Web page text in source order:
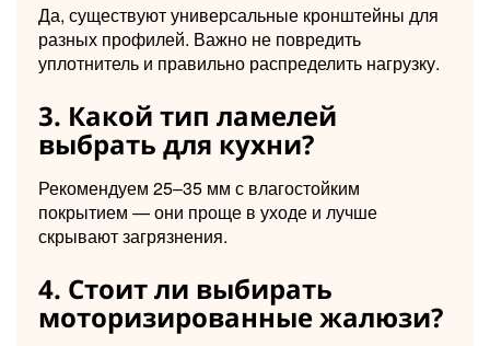
Да, существуют универсальные кронштейны для
разных профилей. Важно не повредить
уплотнитель и правильно распределить нагрузку.
3. Какой тип ламелей
выбрать для кухни?
Рекомендуем 25–35 мм с влагостойким
покрытием — они проще в уходе и лучше
скрывают загрязнения.
4. Стоит ли выбирать
моторизированные жалюзи?